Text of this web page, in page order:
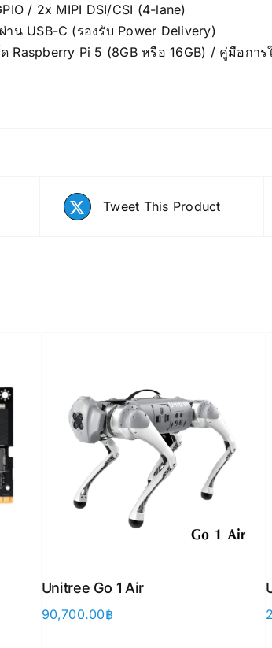
/ 2x MIPI DSI/CSI (4-lane)
าน USB-C (รองรับ Power Delivery)
Raspberry Pi 5 (8GB หรือ 16GB) / คู่มือกา
Tweet This Product
Unitree Go 1 Air
90,700.00฿